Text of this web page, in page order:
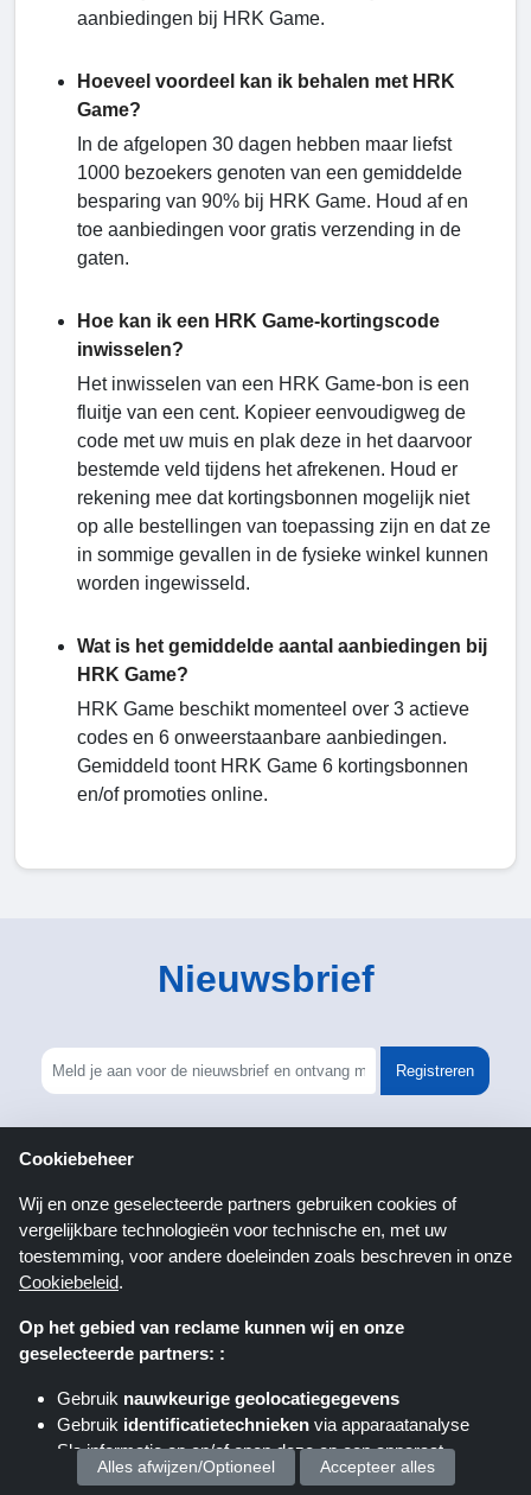
aanbiedingen bij HRK Game.
Hoeveel voordeel kan ik behalen met HRK
Game?
In de afgelopen 30 dagen hebben maar liefst
1000 bezoekers genoten van een gemiddelde
besparing van 90% bij HRK Game. Houd af en
toe aanbiedingen voor gratis verzending in de
gaten.
Hoe kan ik een HRK Game-kortingscode
inwisselen?
Het inwisselen van een HRK Game-bon is een
fluitje van een cent. Kopieer eenvoudigweg de
code met uw muis en plak deze in het daarvoor
bestemde veld tijdens het afrekenen. Houd er
rekening mee dat kortingsbonnen mogelijk niet
op alle bestellingen van toepassing zijn en dat ze
in sommige gevallen in de fysieke winkel kunnen
worden ingewisseld.
Wat is het gemiddelde aantal aanbiedingen bij
HRK Game?
HRK Game beschikt momenteel over 3 actieve
codes en 6 onweerstaanbare aanbiedingen.
Gemiddeld toont HRK Game 6 kortingsbonnen
en/of promoties online.
Nieuwsbrief
Registreren
Volgons op
Kortingscop.nl
Shoppingspout AU Shoppingspout FR
Cookiebeheer
Wij en onze geselecteerde partners gebruiken cookies of
vergelijkbare technologieën voor technische en, met uw
toestemming, voor andere doeleinden zoals beschreven in onze
Cookiebeleid.
Op het gebied van reclame kunnen wij en onze
geselecteerde partners: :
Gebruik nauwkeurige geolocatiegegevens
Gebruik identificatietechnieken via apparaatanalyse
Sla informatie op en/of open deze op een apparaat
Alles afwijzen/Optioneel Accepteer alles